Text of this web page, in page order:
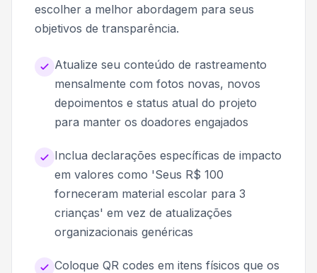
escolher a melhor abordagem para seus
objetivos de transparência.
Atualize seu conteúdo de rastreamento
mensalmente com fotos novas, novos
depoimentos e status atual do projeto
para manter os doadores engajados
Inclua declarações específicas de impacto
em valores como 'Seus R$ 100
forneceram material escolar para 3
crianças' em vez de atualizações
organizacionais genéricas
Coloque QR codes em itens físicos que os